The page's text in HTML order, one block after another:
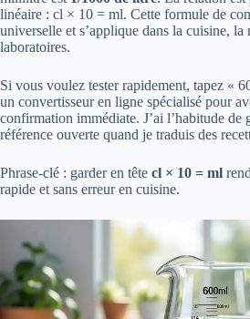
linéaire : cl × 10 = ml. Cette formule de
universelle et s’applique dans la cuisine,
laboratoires.
Si vous voulez tester rapidement, tapez «
un convertisseur en ligne spécialisé pour
confirmation immédiate. J’ai l’habitude de
référence ouverte quand je traduis des
Phrase-clé : garder en tête cl × 10 = ml
rapide et sans erreur en cuisine.